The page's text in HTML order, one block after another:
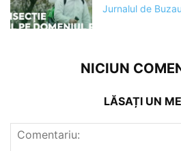
Jurnalul de Buzau
NICIUN
LĂSAȚI UN